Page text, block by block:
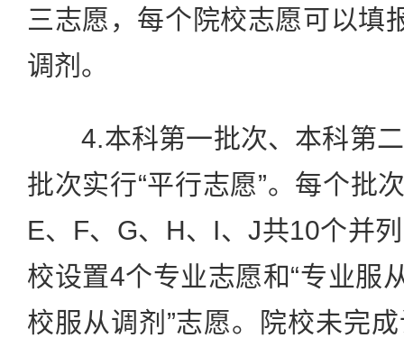
三志愿，每个院校志愿可以填
调剂。
4.本科第一批次、本科第二
批次实行“平行志愿”。每个批
E、F、G、H、I、J共10个并
校设置4个专业志愿和“专业服
校服从调剂”志愿。院校未完